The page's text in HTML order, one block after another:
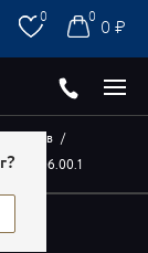
0 0 ₽
0
/